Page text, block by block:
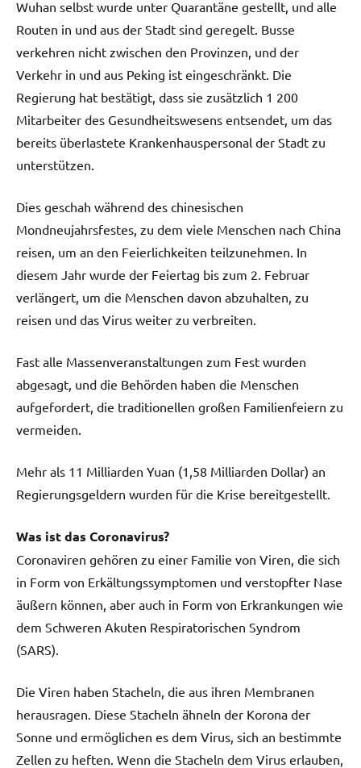
Wuhan selbst wurde unter Quarantäne gestellt, und alle
Routen in und aus der Stadt sind geregelt. Busse
verkehren nicht zwischen den Provinzen, und der
Verkehr in und aus Peking ist eingeschränkt. Die
Regierung hat bestätigt, dass sie zusätzlich 1 200
Mitarbeiter des Gesundheitswesens entsendet, um das
bereits überlastete Krankenhauspersonal der Stadt zu
unterstützen.
Dies geschah während des chinesischen
Mondneujahrsfestes, zu dem viele Menschen nach China
reisen, um an den Feierlichkeiten teilzunehmen. In
diesem Jahr wurde der Feiertag bis zum 2. Februar
verlängert, um die Menschen davon abzuhalten, zu
reisen und das Virus weiter zu verbreiten.
Fast alle Massenveranstaltungen zum Fest wurden
abgesagt, und die Behörden haben die Menschen
aufgefordert, die traditionellen großen Familienfeiern zu
vermeiden.
Mehr als 11 Milliarden Yuan (1,58 Milliarden Dollar) an
Regierungsgeldern wurden für die Krise bereitgestellt.
Was ist das Coronavirus?
Coronaviren gehören zu einer Familie von Viren, die sich
in Form von Erkältungssymptomen und verstopfter Nase
äußern können, aber auch in Form von Erkrankungen wie
dem Schweren Akuten Respiratorischen Syndrom
(SARS).
Die Viren haben Stacheln, die aus ihren Membranen
herausragen. Diese Stacheln ähneln der Korona der
Sonne und ermöglichen es dem Virus, sich an bestimmte
Zellen zu heften. Wenn die Stacheln dem Virus erlauben,